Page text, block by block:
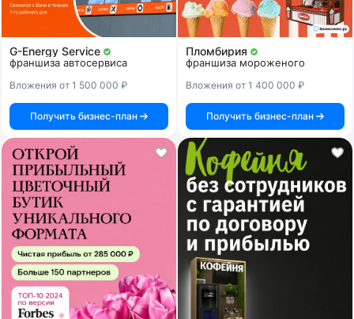
G-Energy Service
франшиза автосервиса
Вложения от 1 500 000 ₽
Получить бизнес-план
Пломбирия
франшиза мороженого
Вложения от 1 400 000 ₽
Получить бизнес-план